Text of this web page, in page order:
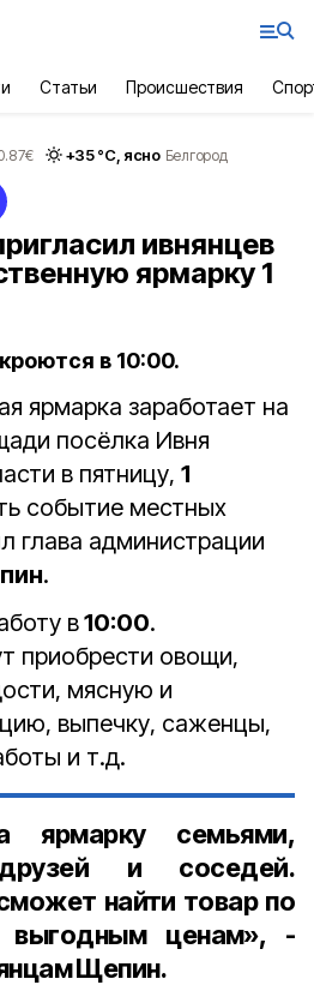
Статьи Происшествия
€ +35°С, ясно Белгород
ивнянцев
ярмарку 1
в 10:00.
ярмарка заработает на
посёлка Ивня
в пятницу, 1
событие местных
глава администрации
.
в10:00.
приобрести овощи,
мясную и
выпечку, саженцы,
и т.д.
ярмарку семьями,
и соседей.
найти товар по
ценам», -
Щепин.